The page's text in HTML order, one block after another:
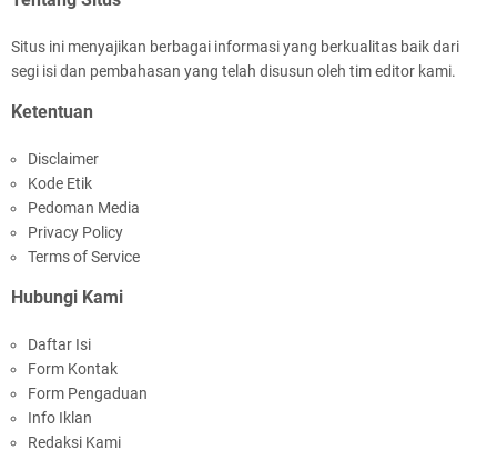
Curanmor Bersana BB
Situs ini menyajikan berbagai informasi yang berkualitas baik dari
segi isi dan pembahasan yang telah disusun oleh tim editor kami.
Ketentuan
Disclaimer
Kode Etik
Pedoman Media
Privacy Policy
Terms of Service
Hubungi Kami
Daftar Isi
Form Kontak
Form Pengaduan
Info Iklan
Redaksi Kami